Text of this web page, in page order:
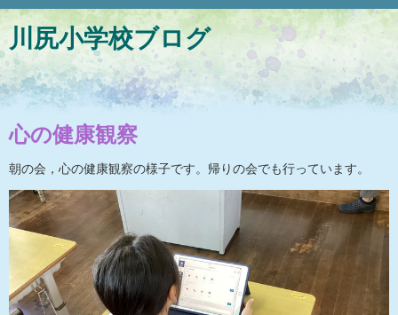
川尻小学校ブログ
心の健康観察
朝の会，心の健康観察の様子です。帰りの会でも行っています。